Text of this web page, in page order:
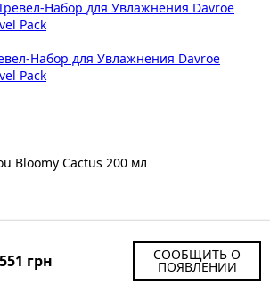
грн СООБЩИТЬ О
ПОЯВЛЕНИИ
Набор для Увлажнения Davroe
Pack
Bloomy Cactus 200 мл